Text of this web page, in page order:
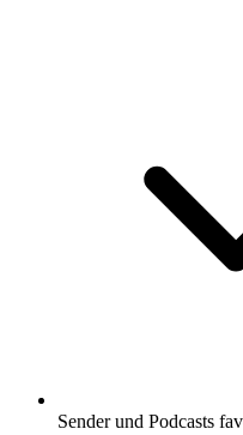
Sender und Podcasts